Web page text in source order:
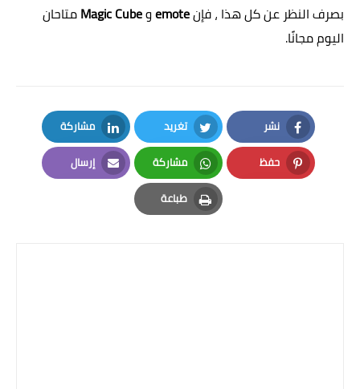
بصرف النظر عن كل هذا ، فإنemoteوMagic Cubeمتاحان
اليوم مجانًا.
نشر
Facebook
تغريد
Twitter
مشاركة
LinkedIn
حفظ
Pinterest
مشاركة
Whatsapp
إرسال
Email
طباعة
Print